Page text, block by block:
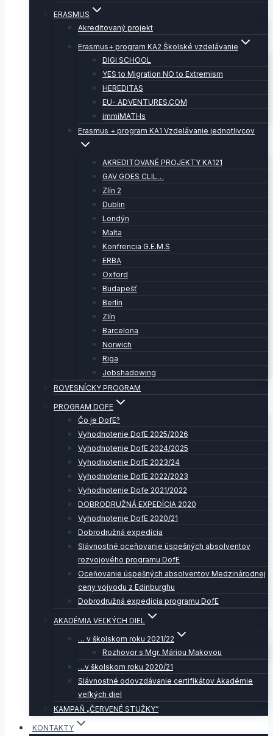
ERASMUS
Akreditovaný projekt
Erasmus+ program KA2 Školské vzdelávanie
DIGI SCHOOL
YES to Migration NO to Extremism
HEREDITAS
EU- ADVENTURES.COM
immiMATHs
Erasmus + program KA1 Vzdelávanie jednotlivcov
AKREDITOVANÉ PROJEKTY KA121
GAV GOES CLIL…
Zlín 2
Dublin
Londýn
Malta
Konfrencia G.E.M.S
ERBA
Oxford
Budapešť
Berlín
Zlín
Barcelona
Norwich
Riga
Jobshadowing
ROVESNÍCKY PROGRAM
PROGRAM DOFE
Čo je DofE?
Vyhodnotenie DofE 2025/2026
Vyhodnotenie DofE 2024/2025
Vyhodnotenie DofE 2023/24
Vyhodnotenie DofE 2022/2023
Vyhodnotenie Dofe 2021/2022
DOBRODRUŽNÁ EXPEDÍCIA 2020
Vyhodnotenie DofE 2020/21
Dobrodružná expedícia
Slávnostné oceňovanie úspešných absolventov
rozvojového programu DofE
Oceňovanie úspešných absolventov Medzinárodnej
ceny vojvodu z Edinburghu
Dobrodružná expedícia programu DofE
AKADÉMIA VEĽKÝCH DIEL
… v školskom roku 2021/22
Rozhovor s Mgr. Máriou Makovou
…v školskom roku 2020/21
Slávnostné odovzdávanie certifikátov Akadémie
veľkých diel
KAMPAŇ „ČERVENÉ STUŽKY“
KONTAKTY